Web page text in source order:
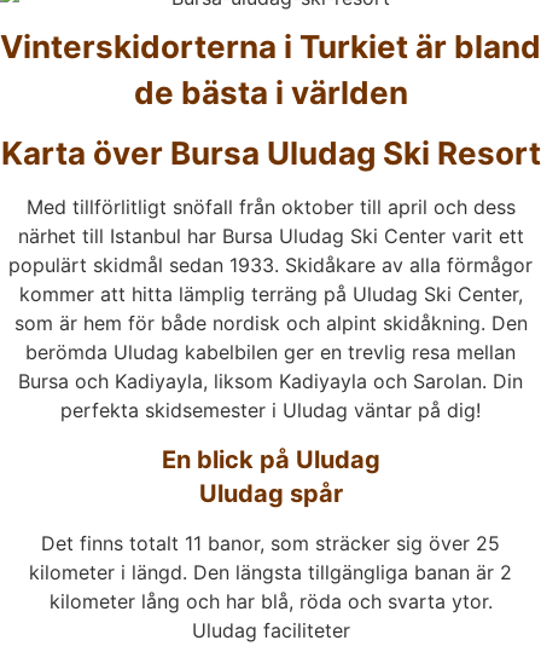
Vinterskidorterna i Turkiet är bland
de bästa i världen
Karta över Bursa Uludag Ski Resort
Med tillförlitligt snöfall från oktober till april och dess
närhet till Istanbul har Bursa Uludag Ski Center varit ett
populärt skidmål sedan 1933. Skidåkare av alla förmågor
kommer att hitta lämplig terräng på Uludag Ski Center,
som är hem för både nordisk och alpint skidåkning. Den
berömda Uludag kabelbilen ger en trevlig resa mellan
Bursa och Kadiyayla, liksom Kadiyayla och Sarolan. Din
perfekta skidsemester i Uludag väntar på dig!
En blick på Uludag
Uludag spår
Det finns totalt 11 banor, som sträcker sig över 25
kilometer i längd. Den längsta tillgängliga banan är 2
kilometer lång och har blå, röda och svarta ytor.
Uludag faciliteter